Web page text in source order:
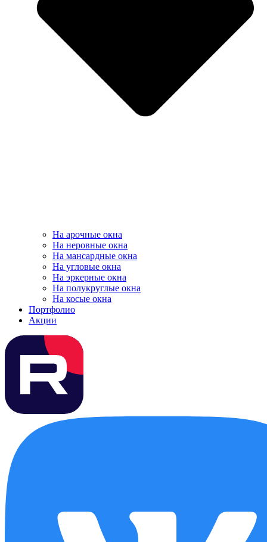
На арочные окна
На неровные окна
На мансардные окна
На угловые окна
На эркерные окна
На полукруглые окна
На косые окна
Портфолио
Акции